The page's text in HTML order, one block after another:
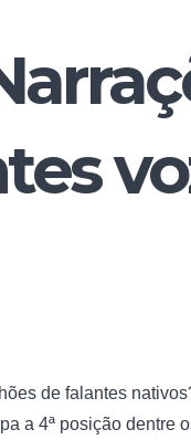
de falantes
a 4ª posição dentre